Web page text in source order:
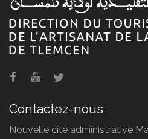
Agence de
Contactez-nous
Nouvelle cité administrative